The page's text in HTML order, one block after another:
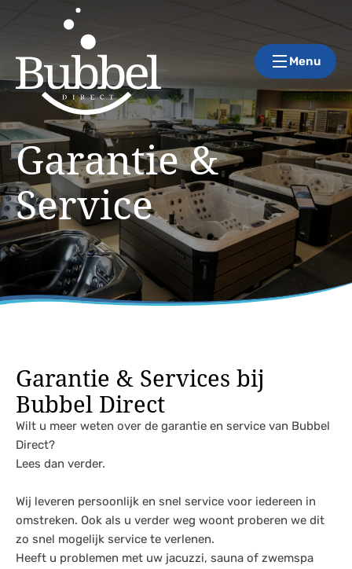
Menu
Garantie &
Service
Garantie & Services bij
Bubbel Direct
Wilt u meer weten over de garantie en service van Bubbel
Direct?
Lees dan verder.
Wij leveren persoonlijk en snel service voor iedereen in
omstreken. Ook als u verder weg woont proberen we dit
zo snel mogelijk service te verlenen.
Heeft u problemen met uw jacuzzi, sauna of zwemspa